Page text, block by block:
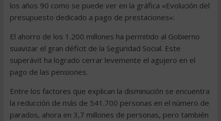
los años 90 como se puede ver en la gráfica «Evolución del
presupuesto dedicado a pago de prestaciones»:
El ahorro de los 1.200 millones ha permitido al Gobierno
suavizar el gran déficit de la Seguridad Social. Este
superávit ha logrado cerrar levemente el agujero en el
pago de las pensiones.
Entre los factores que explican la disminución se encuentra
la reducción de más de 541.700 personas en el número de
parados, ahora en 3,7 millones de personas, pero también